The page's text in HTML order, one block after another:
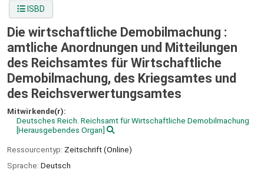
ISBD
Die wirtschaftliche Demobilmachung :
amtliche Anordnungen und Mitteilungen
des Reichsamtes für Wirtschaftliche
Demobilmachung, des Kriegsamtes und
des Reichsverwertungsamtes
Mitwirkende(r):
Deutsches Reich. Reichsamt für Wirtschaftliche Demobilmachung
[Herausgebendes Organ]
Ressourcentyp: Zeitschrift (Online)
Sprache: Deutsch